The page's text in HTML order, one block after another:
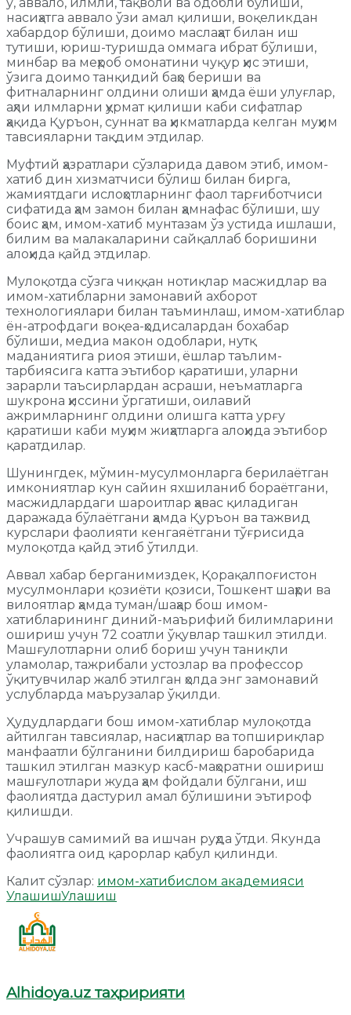
насиҳатга аввало ўзи амал қилиши, воқеликдан
хабардор бўлиши, доимо маслаҳат билан иш
тутиши, юриш-туришда оммага ибрат бўлиши,
минбар ва меҳроб омонатини чуқур ҳис этиши,
ўзига доимо танқидий баҳо бериши ва
фитналарнинг олдини олиши ҳамда ёши улуғлар,
аҳли илмларни ҳурмат қилиши каби сифатлар
ҳақида Қуръон, суннат ва ҳикматларда келган муҳим
тавсияларни тақдим этдилар.
Муфтий ҳазратлари сўзларида давом этиб, имом-
хатиб дин хизматчиси бўлиш билан бирга,
жамиятдаги ислоҳотларнинг фаол тарғиботчиси
сифатида ҳам замон билан ҳамнафас бўлиши, шу
боис ҳам, имом-хатиб мунтазам ўз устида ишлаши,
билим ва малакаларини сайқаллаб боришини
алоҳида қайд этдилар.
Мулоқотда сўзга чиққан нотиқлар масжидлар ва
имом-хатибларни замонавий ахборот
технологиялари билан таъминлаш, имом-хатиблар
ён-атрофдаги воқеа-ҳодисалардан бохабар
бўлиши, медиа макон одоблари, нутқ
маданиятига риоя этиши, ёшлар таълим-
тарбиясига катта эътибор қаратиши, уларни
зарарли таъсирлардан асраши, неъматларга
шукрона ҳиссини ўргатиши, оилавий
ажримларнинг олдини олишга катта урғу
қаратиши каби муҳим жиҳатларга алоҳида эътибор
қаратдилар.
Шунингдек, мўмин-мусулмонларга берилаётган
имкониятлар кун сайин яхшиланиб бораётгани,
масжидлардаги шароитлар ҳавас қиладиган
даражада бўлаётгани ҳамда Қуръон ва тажвид
курслари фаолияти кенгаяётгани тўғрисида
мулоқотда қайд этиб ўтилди.
Аввал хабар берганимиздек, Қорақалпоғистон
мусулмонлари қозиёти қозиси, Тошкент шаҳри ва
вилоятлар ҳамда туман/шаҳар бош имом-
хатибларининг диний-маърифий билимларини
ошириш учун 72 соатли ўқувлар ташкил этилди.
Машғулотларни олиб бориш учун таниқли
уламолар, тажрибали устозлар ва профессор
ўқитувчилар жалб этилган ҳолда энг замонавий
услубларда маърузалар ўқилди.
Ҳудудлардаги бош имом-хатиблар мулоқотда
айтилган тавсиялар, насиҳатлар ва топшириқлар
манфаатли бўлганини билдириш баробарида
ташкил этилган мазкур касб-маҳоратни ошириш
машғулотлари жуда ҳам фойдали бўлгани, иш
фаолиятда дастурил амал бўлишини эътироф
қилишди.
Учрашув самимий ва ишчан руҳда ўтди. Якунда
фаолиятга оид қарорлар қабул қилинди.
Калит сўзлар: имом-хатибислом академияси
УлашишУлашиш
Alhidoya.uz таҳририяти